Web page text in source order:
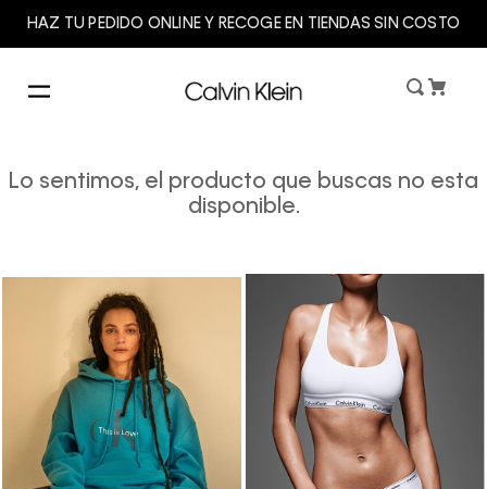
HAZ TU PEDIDO ONLINE Y RECOGE EN TIENDAS SIN COSTO
Lo sentimos, el producto que buscas no esta
disponible.